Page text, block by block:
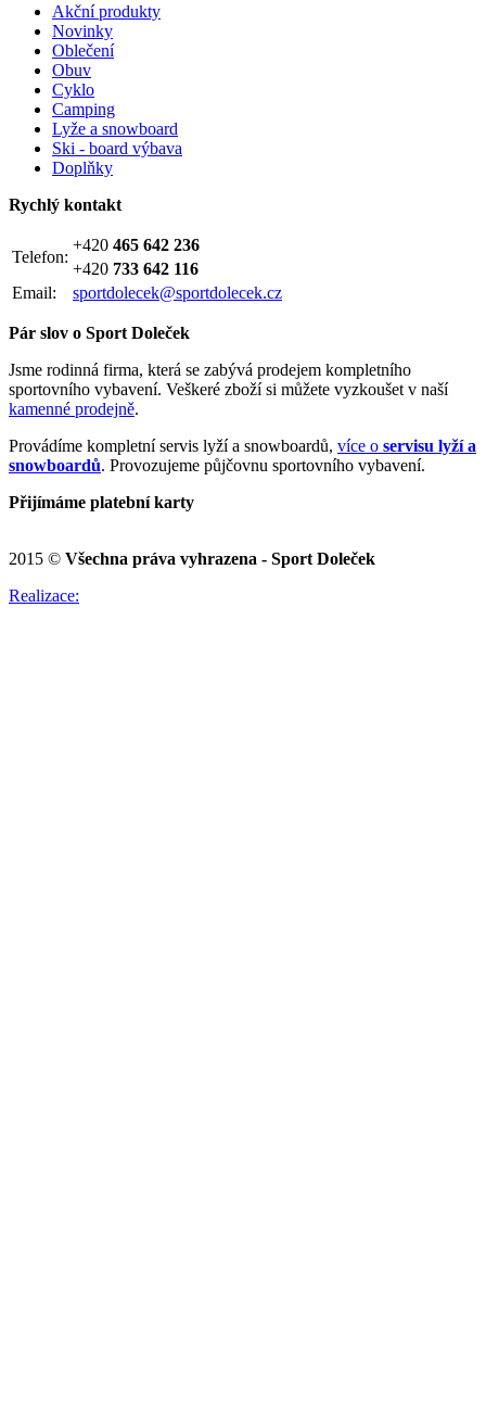
Akční produkty
Novinky
Oblečení
Obuv
Cyklo
Camping
Lyže a snowboard
Ski - board výbava
Doplňky
Rychlý kontakt
Telefon:
+420 465 642 236
+420 733 642 116
Email:
sportdolecek@sportdolecek.cz
Pár slov o Sport Doleček
Jsme rodinná firma, která se zabývá prodejem kompletního
sportovního vybavení. Veškeré zboží si můžete vyzkoušet v naší
kamenné prodejně.
Provádíme kompletní servis lyží a snowboardů, více o servisu lyží a
snowboardů. Provozujeme půjčovnu sportovního vybavení.
Přijímáme platební karty
2015 © Všechna práva vyhrazena - Sport Doleček
Realizace: